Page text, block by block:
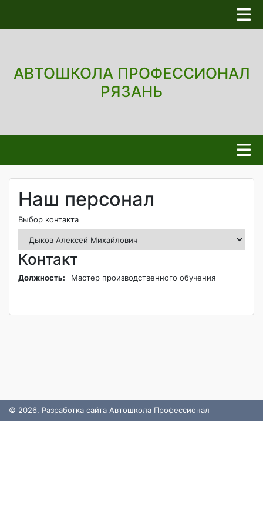
АВТОШКОЛА ПРОФЕССИОНАЛ
РЯЗАНЬ
Наш персонал
Выбор контакта
Контакт
Должность: Мастер производственного обучения
© 2026. Разработка сайта Автошкола Профессионал